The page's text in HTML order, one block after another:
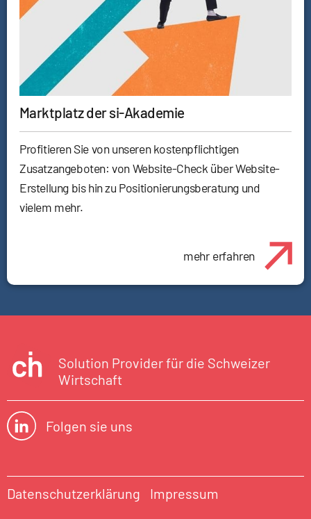
Marktplatz der si-Akademie
Profitieren Sie von unseren kostenpflichtigen
Zusatzangeboten: von Website-Check über Website-
Erstellung bis hin zu Positionierungsberatung und
vielem mehr.
mehr erfahren
Solution Provider für die Schweizer
Wirtschaft
Folgen sie uns
Datenschutzerklärung Impressum